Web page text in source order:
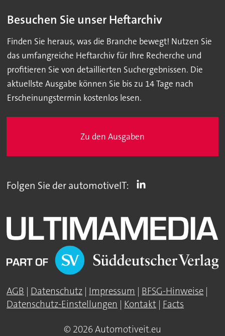
Besuchen Sie unser Heftarchiv
Finden Sie heraus, was die Branche bewegt! Nutzen Sie
das umfangreiche Heftarchiv für Ihre Recherche und
profitieren Sie von detaillierten Suchergebnissen. Die
aktuellste Ausgabe können Sie bis zu 14 Tage nach
Erscheinungstermin kostenlos lesen.
Zu den Ausgaben
Folgen Sie der automotiveIT:
AGB | Datenschutz | Impressum | BFSG-Hinweise |
Datenschutz-Einstellungen | Kontakt | Facts
© 2026 Automotiveit.eu